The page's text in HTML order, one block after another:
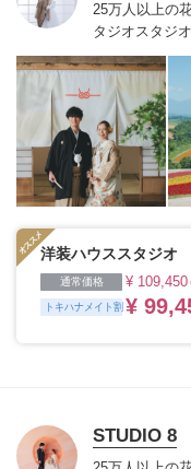
25万人以上の
タジオスタジ
を添える“最高
ていただきます
洋装ハウススタジオ
通常価格 ¥ 109,450
トキハナメイト割 ¥
STUDIO 8